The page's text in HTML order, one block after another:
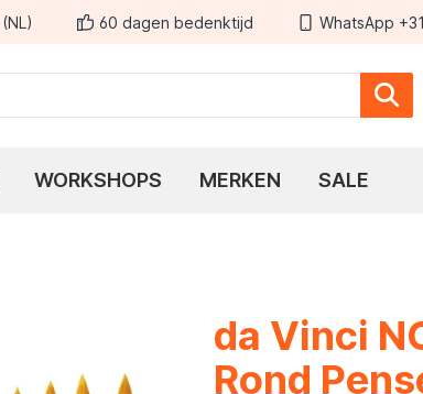
60 dagen bedenktijd WhatsApp
WORKSHOPS MERKEN SALE
da Vinci
Rond